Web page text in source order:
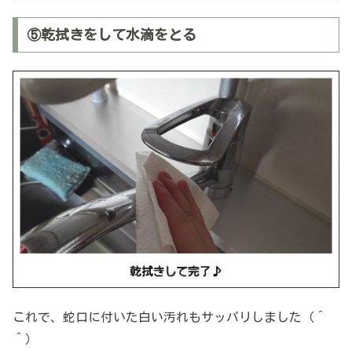
⑤乾拭きをして水滴をとる
これで、蛇口に付いた白い汚れもサッパリしました（＾
＾）